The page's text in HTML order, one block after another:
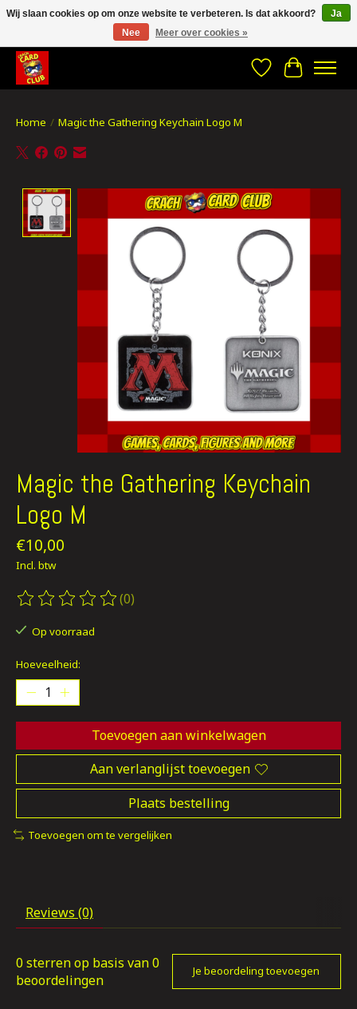
CRACH CARD CLUB , The best place to Geek out!
Verlanglijst
Home / Magic the Gathering Keychain Logo M
Product image slideshow Items
Magic the Gathering Keychain
Logo M
€10,00
Incl. btw
De beoordeling van dit product is
(0)
Op voorraad
Hoeveelheid:
Toevoegen aan winkelwagen
Aan verlanglijst toevoegen
Plaats bestelling
Toevoegen om te vergelijken
Reviews (0)
0 sterren op basis van0
beoordelingen
Je beoordeling toevoegen
Wij slaan cookies op om onze website te verbeteren. Is dat akkoord?
Ja
Nee
Meer over cookies »